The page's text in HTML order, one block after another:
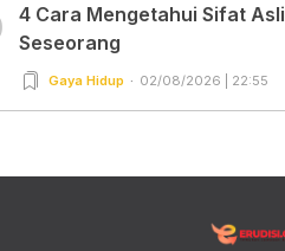
4 Cara Mengetahui Sifat Asli
Seseorang
Gaya Hidup 02/08/2026 | 22:55